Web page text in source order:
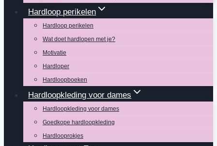
Hardloop perikelen
Hardloop perikelen
Wat doet hardlopen met je?
Motivatie
Hardloper
Hardloopboeken
Hardloopkleding voor dames
Hardloopkleding voor dames
Goedkope hardloopkleding
Hardlooprokjes